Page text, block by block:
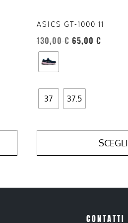
ASICS GT-1000 11
130,00€ 65,00 €
37 37.5
SCEGLI
del
prodotto
CONTATTI